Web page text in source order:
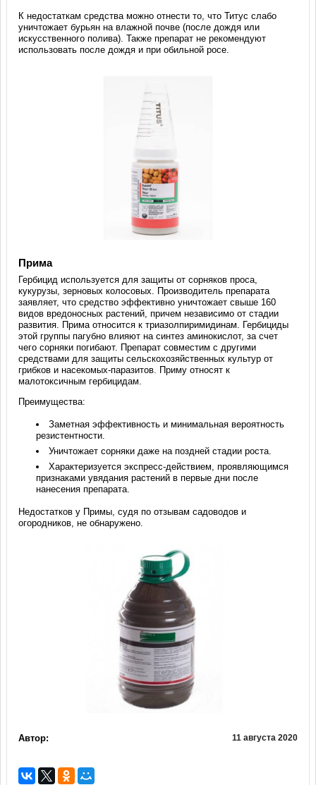
К недостаткам средства можно отнести то, что Титус слабо
уничтожает бурьян на влажной почве (после дождя или
искусственного полива). Также препарат не рекомендуют
использовать после дождя и при обильной росе.
Прима
Гербицид используется для защиты от сорняков проса,
кукурузы, зерновых колосовых. Производитель препарата
заявляет, что средство эффективно уничтожает свыше 160
видов вредоносных растений, причем независимо от стадии
развития. Прима относится к триазолпиримидинам. Гербициды
этой группы пагубно влияют на синтез аминокислот, за счет
чего сорняки погибают. Препарат совместим с другими
средствами для защиты сельскохозяйственных культур от
грибков и насекомых-паразитов. Приму относят к
малотоксичным гербицидам.
Преимущества:
Заметная эффективность и минимальная вероятность
резистентности.
Уничтожает сорняки даже на поздней стадии роста.
Характеризуется экспресс-действием, проявляющимся
признаками увядания растений в первые дни после
нанесения препарата.
Недостатков у Примы, судя по отзывам садоводов и
огородников, не обнаружено.
11 августа 2020
Автор: